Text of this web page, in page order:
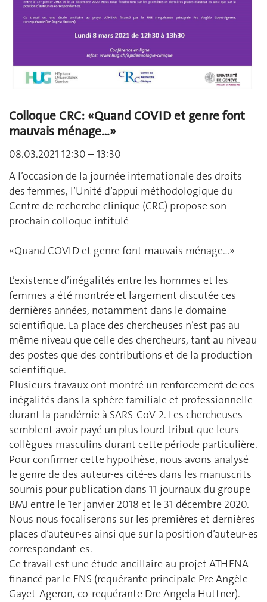
Colloque CRC: «Quand COVID et genre font
mauvais ménage…»
08.03.2021 12:30 – 13:30
A l’occasion de la journée internationale des droits
des femmes, l’Unité d’appui méthodologique du
Centre de recherche clinique (CRC) propose son
prochain colloque intitulé
«Quand COVID et genre font mauvais ménage…»
L’existence d’inégalités entre les hommes et les
femmes a été montrée et largement discutée ces
dernières années, notamment dans le domaine
scientifique. La place des chercheuses n’est pas au
même niveau que celle des chercheurs, tant au niveau
des postes que des contributions et de la production
scientifique.
Plusieurs travaux ont montré un renforcement de ces
inégalités dans la sphère familiale et professionnelle
durant la pandémie à SARS-CoV-2. Les chercheuses
semblent avoir payé un plus lourd tribut que leurs
collègues masculins durant cette période particulière.
Pour confirmer cette hypothèse, nous avons analysé
le genre de des auteur-es cité-es dans les manuscrits
soumis pour publication dans 11 journaux du groupe
BMJ entre le 1er janvier 2018 et le 31 décembre 2020.
Nous nous focaliserons sur les premières et dernières
places d’auteur-es ainsi que sur la position d’auteur-es
correspondant-es.
Ce travail est une étude ancillaire au projet ATHENA
financé par le FNS (requérante principale Pre Angèle
Gayet-Ageron, co-requérante Dre Angela Huttner).